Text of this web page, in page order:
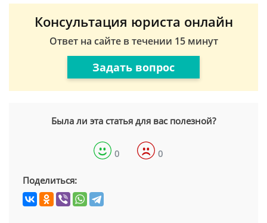
Консультация юриста онлайн
Ответ на сайте в течении 15 минут
Задать вопрос
Была ли эта статья для вас полезной?
0 0
Поделиться: